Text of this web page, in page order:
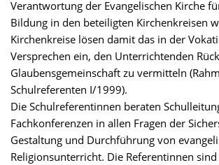
Verantwortung der Evangelischen Kirche
Bildung in den beteiligten Kirchenkreisen
Kirchenkreise lösen damit das in der
Versprechen ein, den Unterrichtenden
Glaubensgemeinschaft zu vermitteln
Schulreferenten I/1999).
Die Schulreferentinnen beraten
Fachkonferenzen in allen Fragen der
Gestaltung und Durchführung von
Religionsunterricht. Die Referentinnen